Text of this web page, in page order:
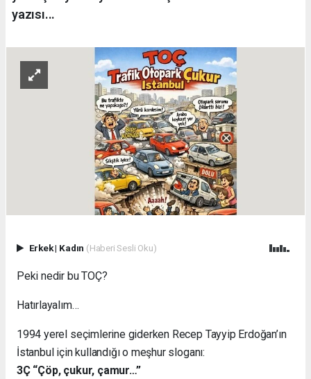
yazısı...
Erkek| Kadın (Haberi Sesli Oku)
Peki nedir bu TOÇ?
Hatırlayalım…
1994 yerel seçimlerine giderken Recep Tayyip Erdoğan’ın
İstanbul için kullandığı o meşhur sloganı:
3Ç “Çöp, çukur, çamur…”